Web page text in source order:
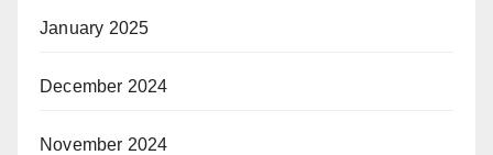
January 2025
December 2024
November 2024